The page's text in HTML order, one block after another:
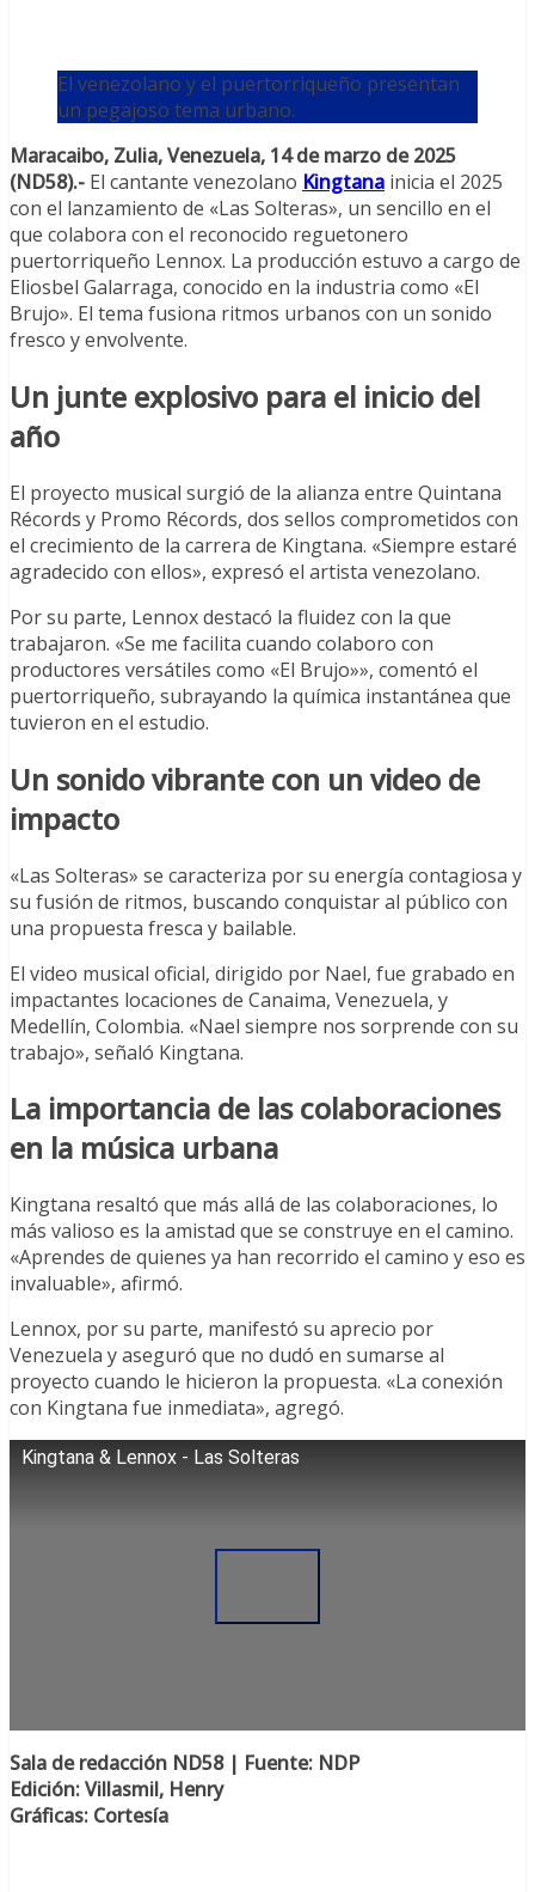
El venezolano y el puertorriqueño presentan
un pegajoso tema urbano.
Maracaibo, Zulia, Venezuela, 14 de marzo de 2025
(ND58).- El cantante venezolano Kingtana inicia el 2025
con el lanzamiento de «Las Solteras», un sencillo en el
que colabora con el reconocido reguetonero
puertorriqueño Lennox. La producción estuvo a cargo de
Eliosbel Galarraga, conocido en la industria como «El
Brujo». El tema fusiona ritmos urbanos con un sonido
fresco y envolvente.
Un junte explosivo para el inicio del
año
El proyecto musical surgió de la alianza entre Quintana
Récords y Promo Récords, dos sellos comprometidos con
el crecimiento de la carrera de Kingtana. «Siempre estaré
agradecido con ellos», expresó el artista venezolano.
Por su parte, Lennox destacó la fluidez con la que
trabajaron. «Se me facilita cuando colaboro con
productores versátiles como «El Brujo»», comentó el
puertorriqueño, subrayando la química instantánea que
tuvieron en el estudio.
Un sonido vibrante con un video de
impacto
«Las Solteras» se caracteriza por su energía contagiosa y
su fusión de ritmos, buscando conquistar al público con
una propuesta fresca y bailable.
El video musical oficial, dirigido por Nael, fue grabado en
impactantes locaciones de Canaima, Venezuela, y
Medellín, Colombia. «Nael siempre nos sorprende con su
trabajo», señaló Kingtana.
La importancia de las colaboraciones
en la música urbana
Kingtana resaltó que más allá de las colaboraciones, lo
más valioso es la amistad que se construye en el camino.
«Aprendes de quienes ya han recorrido el camino y eso es
invaluable», afirmó.
Lennox, por su parte, manifestó su aprecio por
Venezuela y aseguró que no dudó en sumarse al
proyecto cuando le hicieron la propuesta. «La conexión
con Kingtana fue inmediata», agregó.
Kingtana & Lennox - Las Solteras
Sala de redacción ND58 | Fuente: NDP
Edición: Villasmil, Henry
Gráficas: Cortesía